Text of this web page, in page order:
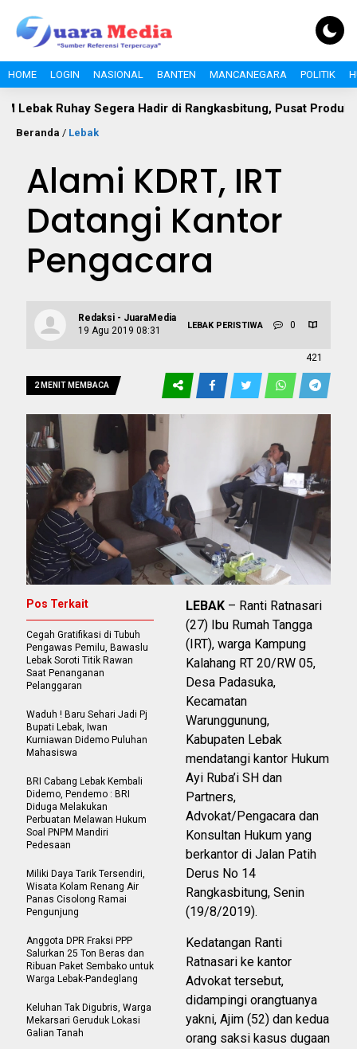
HOME LOGIN NASIONAL BANTEN MANCANEGARA POLITIK
Segera Hadir di Rangkasbitung, Pusat Produk
Beranda / Lebak
Alami KDRT, IRT
Datangi Kantor
Pengacara
Redaksi - JuaraMedia
19 Agu 2019 08:31
LEBAK PERISTIWA 0
421
2 MENIT MEMBACA
LEBAK – Ranti Ratnasari
(27) Ibu Rumah Tangga
(IRT), warga Kampung
Kalahang RT 20/RW 05,
Desa Padasuka,
Kecamatan
Warunggunung,
Kabupaten Lebak
mendatangi kantor Hukum
Ayi Ruba’i SH dan
Partners,
Advokat/Pengacara dan
Konsultan Hukum yang
berkantor di Jalan Patih
Derus No 14
Rangkasbitung, Senin
(19/8/2019).
Kedatangan Ranti
Ratnasari ke kantor
Advokat tersebut,
didampingi orangtuanya
yakni, Ajim (52) dan kedua
orang saksi kasus dugaan
Pos Terkait
Cegah Gratifikasi di Tubuh
Pengawas Pemilu, Bawaslu
Lebak Soroti Titik Rawan
Saat Penanganan
Pelanggaran
Waduh ! Baru Sehari Jadi Pj
Bupati Lebak, Iwan
Kurniawan Didemo Puluhan
Mahasiswa
BRI Cabang Lebak Kembali
Didemo, Pendemo : BRI
Diduga Melakukan
Perbuatan Melawan Hukum
Soal PNPM Mandiri
Pedesaan
Miliki Daya Tarik Tersendiri,
Wisata Kolam Renang Air
Panas Cisolong Ramai
Pengunjung
Anggota DPR Fraksi PPP
Salurkan 25 Ton Beras dan
Ribuan Paket Sembako untuk
Warga Lebak-Pandeglang
Keluhan Tak Digubris, Warga
Mekarsari Geruduk Lokasi
Galian Tanah